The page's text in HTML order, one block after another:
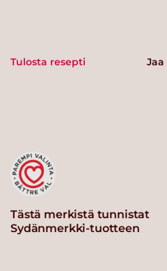
Tulosta resepti
Tästä merkistä tunnistat
Sydänmerkki-tuotteen